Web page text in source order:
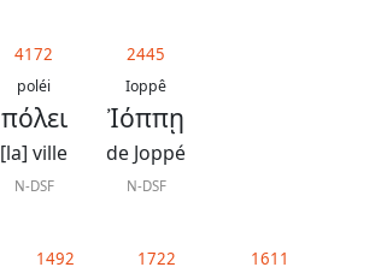
4172
poléi
πόλει
[la] ville
N-DSF
2445
Ioppê
Ἰόππῃ
de Joppé
N-DSF
1492 1722 1611